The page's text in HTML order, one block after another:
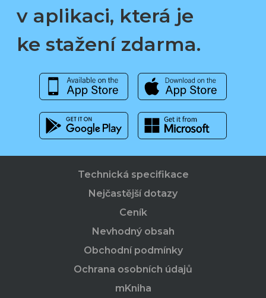
v aplikaci, která je
ke stažení zdarma.
Technická specifikace
Nejčastější dotazy
Ceník
Nevhodný obsah
Obchodní podmínky
Ochrana osobních údajů
mKniha